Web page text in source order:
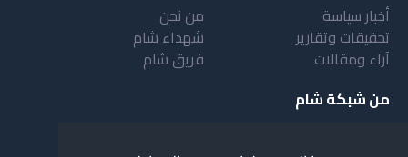
أخبار سياسة
تحقيقات وتقارير
آراء ومقالات
من نحن
شهداء شام
فريق شام
من شبكة شام